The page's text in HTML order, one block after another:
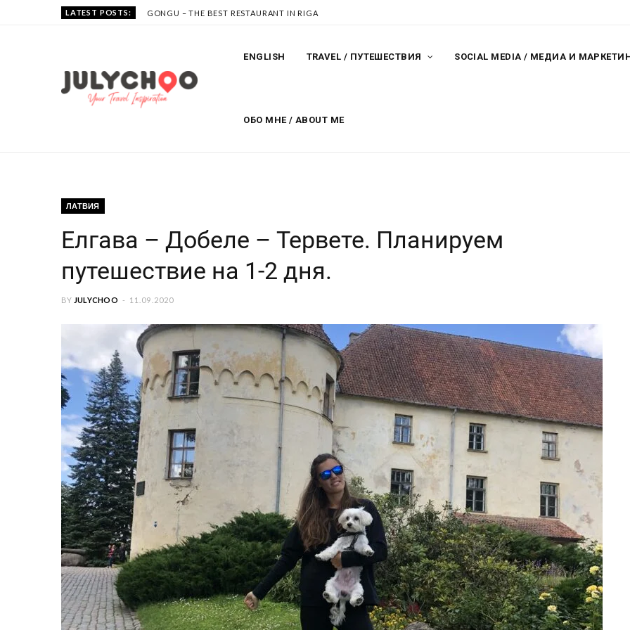
LATEST POSTS: GONGU – THE BEST RESTAURANT IN RIGA
ENGLISH TRAVEL / ПУТЕШЕСТВИЯ SOCIAL MEDIA / МЕДИА И
ОБО МНЕ / ABOUT ME
ЛАТВИЯ
Елгава – Добеле – Тервете. Планируем
путешествие на 1-2 дня.
BY JULYCHOO 11.09.2020